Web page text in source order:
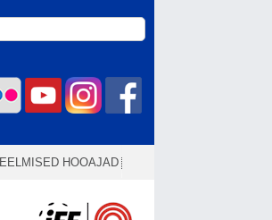
EELMISED HOOAJAD